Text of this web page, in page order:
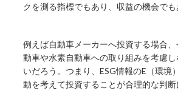
クを測る指標でもあり、収益の機会でも
例えば自動車メーカーへ投資する場合
動車や水素自動車への取り組みを考慮
いだろう。つまり、ESG情報のE（環境
動を考えて投資することが合理的な判断